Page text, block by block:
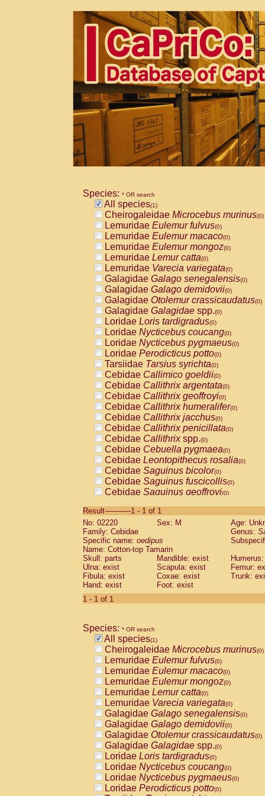
Species: * OR search
All species(1)
Cheirogaleidae Microcebus murinus(0)
Lemuridae Eulemur fulvus(0)
Lemuridae Eulemur macaco(0)
Lemuridae Eulemur mongoz(0)
Lemuridae Lemur catta(0)
Lemuridae Varecia variegata(0)
Galagidae Galago senegalensis(0)
Galagidae Galago demidovii(0)
Galagidae Otolemur crassicaudatus(0)
Galagidae Galagidae spp.(0)
Loridae Loris tardigradus(0)
Loridae Nycticebus coucang(0)
Loridae Nycticebus pygmaeus(0)
Loridae Perodicticus potto(0)
Tarsiidae Tarsius syrichta(0)
Cebidae Callimico goeldii(0)
Cebidae Callithrix argentata(0)
Cebidae Callithrix geoffroyi(0)
Cebidae Callithrix humeralifer(0)
Cebidae Callithrix jacchus(0)
Cebidae Callithrix penicillata(0)
Cebidae Callithrixspp.(0)
Cebidae Cebuella pygmaea(0)
Cebidae Leontopithecus rosalia(0)
Cebidae Saguinus bicolor(0)
Cebidae Saguinus fuscicollis(0)
Cebidae Saguinus geoffroyi(0)
CebidaeSaguinus labiatus(0)
Cebidae Saguinus leucopus (0)
Cebidae
CebidaeSaguinus mystax
Cebidae Saguinus nigricollis (0)
Cebidae Saguinus oedipus
Cebidae Saguinus weddelli
Cebidae Saguinusspp.
Cebidae
CebidaeCebus capucinus
CebidaeCebus nigrivittatus
CebidaeCebus spp.(0)
CebidaeSaimiri boliviensis(0)
CebidaeSaimiri sciureus(0)
AtelidaeAlouatta caraya(0)
AtelidaeAlouatta fusca(0)
AtelidaeAlouatta seniculus(0)
AtelidaeAlouattaspp.(0)
AtelidaeAteles belzebuth(0)
AtelidaeAteles geoffroyi(0)
AtelidaeAteles paniscus(0)
AtelidaeAtelesspp.(0)
AtelidaeLagothrix lagothricha(0)
AtelidaeLagothrix lagothricha cana
PitheciidaeCacajao calvus
Result-----------1 - 1 of 1
No: 02220
Sex: M
Age:
Family: Cebidae
Genus:
Specific name: oedipus
Name: Cotton-top Tamarin
Skull: parts
Mandible: exist
Ulna: exist
Scapula: exist
Femur:
Fibula: exist
Coxae: exist
Trunk:
Hand: exist
Foot: exist
1 - 1 of 1
Species: * OR search
All species(1)
Cheirogaleidae Microcebus murinus(0)
Lemuridae Eulemur fulvus(0)
Lemuridae Eulemur macaco(0)
Lemuridae Eulemur mongoz(0)
Lemuridae Lemur catta(0)
Lemuridae Varecia variegata(0)
Galagidae Galago senegalensis(0)
Galagidae Galago demidovii(0)
Galagidae Otolemur crassicaudatus(0)
Galagidae Galagidae spp.(0)
Loridae Loris tardigradus(0)
Loridae Nycticebus coucang(0)
Loridae Nycticebus pygmaeus(0)
Loridae Perodicticus potto(0)